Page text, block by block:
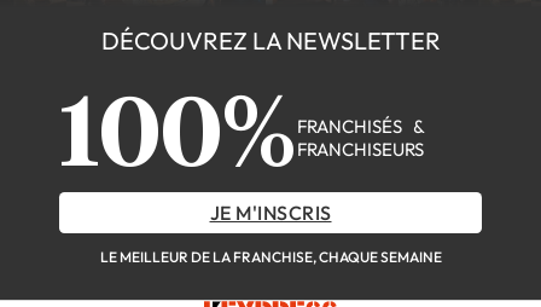
DÉCOUVREZ LA NEWSLETTER
100% FRANCHISÉS &
FRANCHISEURS
JE M'INSCRIS
LE MEILLEUR DE LA FRANCHISE, CHAQUE SEMAINE